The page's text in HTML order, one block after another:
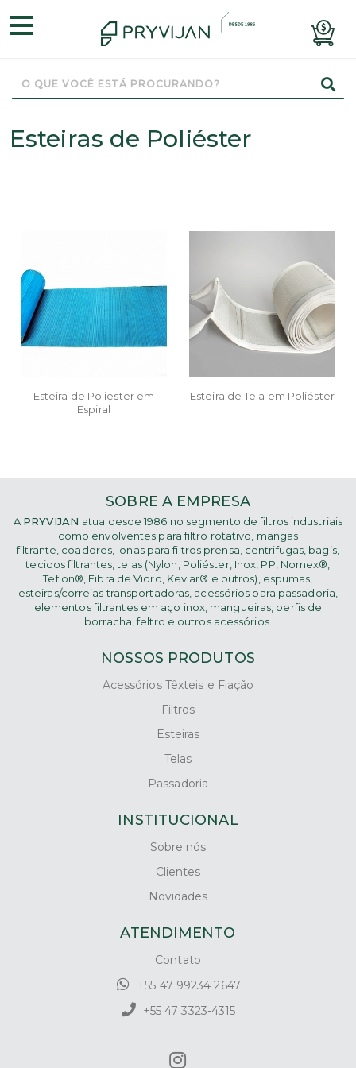
Esteiras de Poliéster
Esteira de Poliester em
Espiral
Esteira de Tela em Poliéster
SOBRE A EMPRESA
A PRYVIJAN atua desde 1986 no segmento de filtros industriais
como envolventes para filtro rotativo, mangas
filtrante, coadores, lonas para filtros prensa, centrifugas, bag’s,
tecidos filtrantes, telas (Nylon, Poliéster, Inox, PP, Nomex®,
Teflon®, Fibra de Vidro, Kevlar® e outros), espumas,
esteiras/correias transportadoras, acessórios para passadoria,
elementos filtrantes em aço inox, mangueiras, perfis de
borracha, feltro e outros acessórios.
NOSSOS PRODUTOS
Acessórios Têxteis e Fiação
Filtros
Esteiras
Telas
Passadoria
INSTITUCIONAL
Sobre nós
Clientes
Novidades
ATENDIMENTO
Contato
+55 47 99234 2647
+55 47 3323-4315